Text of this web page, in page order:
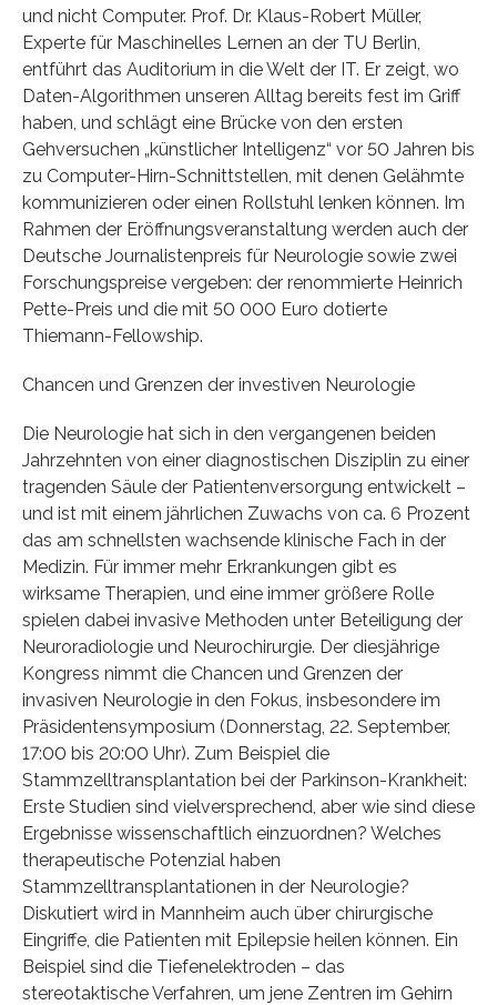
und nicht Computer. Prof. Dr. Klaus-Robert Müller,
Experte für Maschinelles Lernen an der TU Berlin,
entführt das Auditorium in die Welt der IT. Er zeigt, wo
Daten-Algorithmen unseren Alltag bereits fest im Griff
haben, und schlägt eine Brücke von den ersten
Gehversuchen „künstlicher Intelligenz“ vor 50 Jahren bis
zu Computer-Hirn-Schnittstellen, mit denen Gelähmte
kommunizieren oder einen Rollstuhl lenken können. Im
Rahmen der Eröffnungsveranstaltung werden auch der
Deutsche Journalistenpreis für Neurologie sowie zwei
Forschungspreise vergeben: der renommierte Heinrich
Pette-Preis und die mit 50 000 Euro dotierte
Thiemann-Fellowship.
Chancen und Grenzen der investiven Neurologie
Die Neurologie hat sich in den vergangenen beiden
Jahrzehnten von einer diagnostischen Disziplin zu einer
tragenden Säule der Patientenversorgung entwickelt –
und ist mit einem jährlichen Zuwachs von ca. 6 Prozent
das am schnellsten wachsende klinische Fach in der
Medizin. Für immer mehr Erkrankungen gibt es
wirksame Therapien, und eine immer größere Rolle
spielen dabei invasive Methoden unter Beteiligung der
Neuroradiologie und Neurochirurgie. Der diesjährige
Kongress nimmt die Chancen und Grenzen der
invasiven Neurologie in den Fokus, insbesondere im
Präsidentensymposium (Donnerstag, 22. September,
17:00 bis 20:00 Uhr). Zum Beispiel die
Stammzelltransplantation bei der Parkinson-Krankheit:
Erste Studien sind vielversprechend, aber wie sind diese
Ergebnisse wissenschaftlich einzuordnen? Welches
therapeutische Potenzial haben
Stammzelltransplantationen in der Neurologie?
Diskutiert wird in Mannheim auch über chirurgische
Eingriffe, die Patienten mit Epilepsie heilen können. Ein
Beispiel sind die Tiefenelektroden – das
stereotaktische Verfahren, um jene Zentren im Gehirn